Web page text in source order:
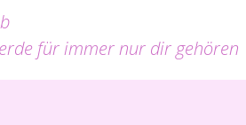
für immer nur dir gehören